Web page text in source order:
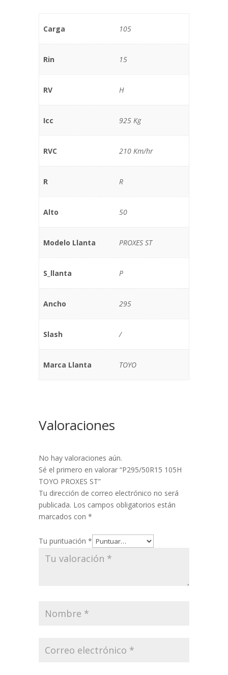
Carga 105
Rin 15
RV H
Icc 925 Kg
RVC 210 Km/hr
R R
Alto 50
Modelo Llanta PROXES ST
S_llanta P
Ancho 295
Slash /
Marca Llanta TOYO
Valoraciones
No hay valoraciones aún.
Sé el primero en valorar “P295/50R15 105H
TOYO PROXES ST”
Tu dirección de correo electrónico no será
publicada. Los campos obligatorios están
marcados con *
Tu puntuación *